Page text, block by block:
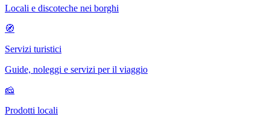
Locali e discoteche nei borghi
🧭
Servizi turistici
Guide, noleggi e servizi per il viaggio
🧀
Prodotti locali